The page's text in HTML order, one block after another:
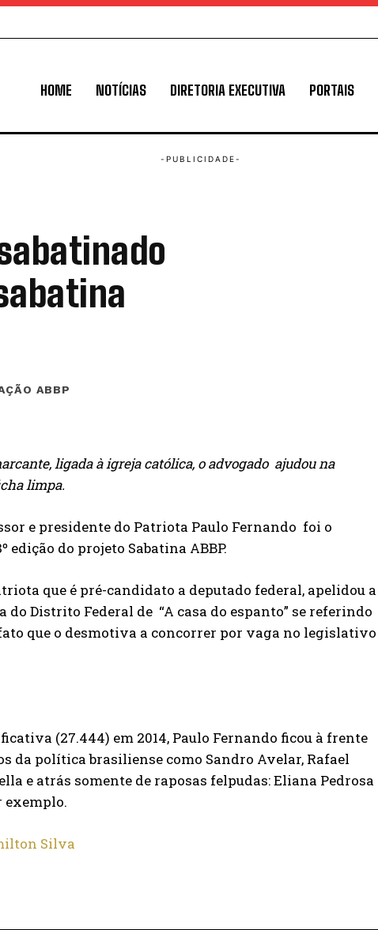
HOME NOTÍCIAS DIRETORIA EXECUTIVA PORTAIS
ABBP
ligada à igreja católica, o advogado ajudou na
limpa.
e presidente do Patriota Paulo Fernando foi o
edição do projeto Sabatina ABBP.
que é pré-candidato a deputado federal, apelidou a
do Distrito Federal de “A casa do espanto” se referindo
que o desmotiva a concorrer por vaga no legislativo
(27.444) em 2014, Paulo Fernando ficou à frente
da política brasiliense como Sandro Avelar, Rafael
e atrás somente de raposas felpudas: Eliana Pedrosa
exemplo.
Silva